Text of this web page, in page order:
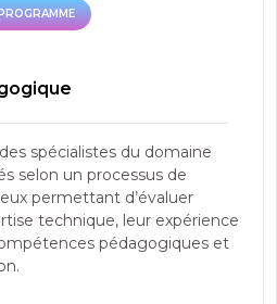
spécialistes du domaine
selon un processus de
permettant d’évaluer
technique, leur expérience
pédagogiques et